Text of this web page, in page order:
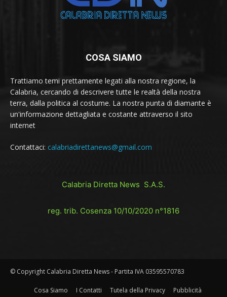
COSA SIAMO
Trattiamo temi prettamente legati alla nostra regione, la
Calabria, cercando di descrivere tutte le realtà della nostra
terra, dalla politica al costume. La nostra punta di diamante è
un'informazione dettagliata e costante attraverso il sito
internet
Contattaci: calabriadirettanews@gmail.com
Calabria Diretta News S.A.S.
reg. trib. Cosenza 10/10/2020 n°1816
© Copyright Calabria Diretta News - Partita IVA 03595570783
Cosa Siamo I Contatti Tutela della Privacy Pubblicità